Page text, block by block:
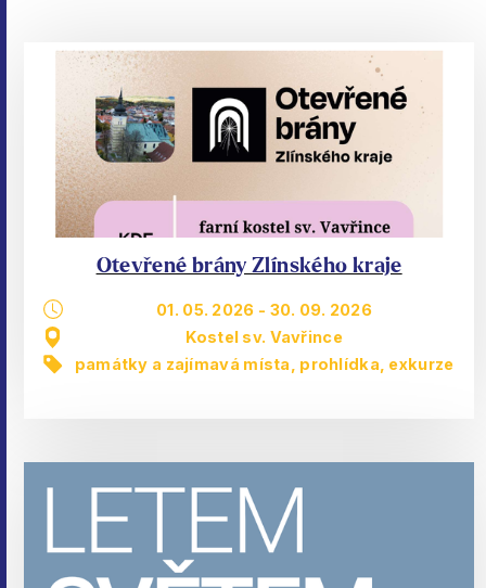
Otevřené brány Zlínského kraje
01. 05. 2026 - 30. 09. 2026
Kostel sv. Vavřince
památky a zajímavá místa
prohlídka, exkurze